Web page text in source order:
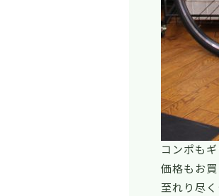
コンポも
価格もお
至れり尽